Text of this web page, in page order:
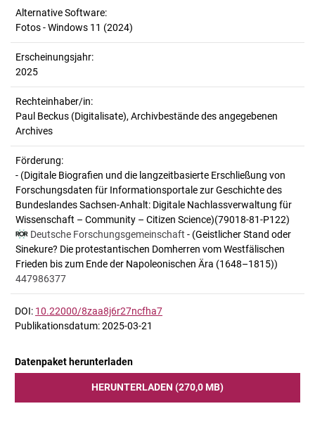
Alternative Software:
Fotos - Windows 11 (2024)
Erscheinungsjahr:
2025
Rechteinhaber/in:
Paul Beckus (Digitalisate), Archivbestände des angegebenen
Archives
Förderung:
- (Digitale Biografien und die langzeitbasierte Erschließung von
Forschungsdaten für Informationsportale zur Geschichte des
Bundeslandes Sachsen-Anhalt: Digitale Nachlassverwaltung für
Wissenschaft – Community – Citizen Science)(79018-81-P122)
Deutsche Forschungsgemeinschaft - (Geistlicher Stand oder
Sinekure? Die protestantischen Domherren vom Westfälischen
Frieden bis zum Ende der Napoleonischen Ära (1648–1815))
447986377
DOI: 10.22000/8zaa8j6r27ncfha7
Publikationsdatum: 2025-03-21
Datenpaket herunterladen
HERUNTERLADEN (270,0 MB)